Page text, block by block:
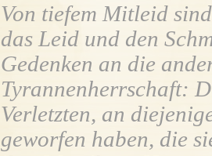
Von tiefem Mitleid
das Leid und den
Gedenken an die
Tyrannenherrschaft:
Verletzten, an
geworfen haben, die